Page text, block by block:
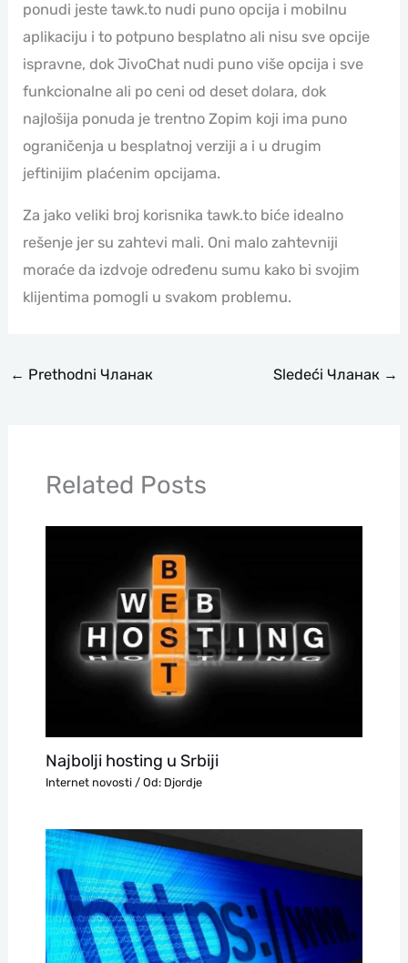
ponudi jeste tawk.to nudi puno opcija i mobilnu
aplikaciju i to potpuno besplatno ali nisu sve opcije
ispravne, dok JivoChat nudi puno više opcija i sve
funkcionalne ali po ceni od deset dolara, dok
najlošija ponuda je trentno Zopim koji ima puno
ograničenja u besplatnoj verziji a i u drugim
jeftinijim plaćenim opcijama.
Za jako veliki broj korisnika tawk.to biće idealno
rešenje jer su zahtevi mali. Oni malo zahtevniji
moraće da izdvoje određenu sumu kako bi svojim
klijentima pomogli u svakom problemu.
← Prethodni Чланак Sledeći Чланак →
Related Posts
Najbolji hosting u Srbiji
Internet novosti/ Od: Djordje